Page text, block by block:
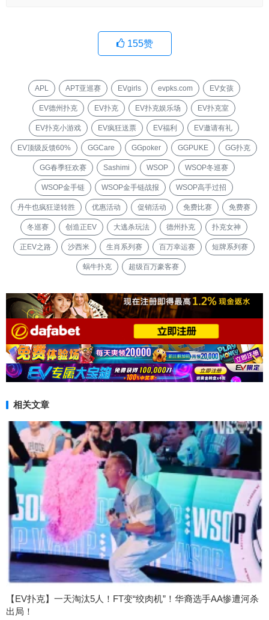
155赞
APL APT亚巡赛 EVgirls evpks.com EV女孩
EV德州扑克 EV扑克 EV扑克娱乐场 EV扑克室
EV扑克小游戏 EV疯狂送票 EV福利 EV邀请有礼
EV顶级反馈60% GGCare GGpoker GGPUKE GG扑克
GG春季狂欢赛 Sashimi WSOP WSOP冬巡赛
WSOP金手链 WSOP金手链战报 WSOP高手过招
丹牛也疯狂逆转胜 优惠活动 促销活动 免费比赛 免费赛
冬巡赛 创造正EV 大逃杀玩法 德州扑克 扑克女神
正EV之路 沙西米 生肖系列赛 百万幸运赛 短牌系列赛
蜗牛扑克 超级百万豪客赛
相关文章
【EV扑克】一天淘汰5人！FT变“绞肉机”！华裔选手AA惨遭河杀
出局！